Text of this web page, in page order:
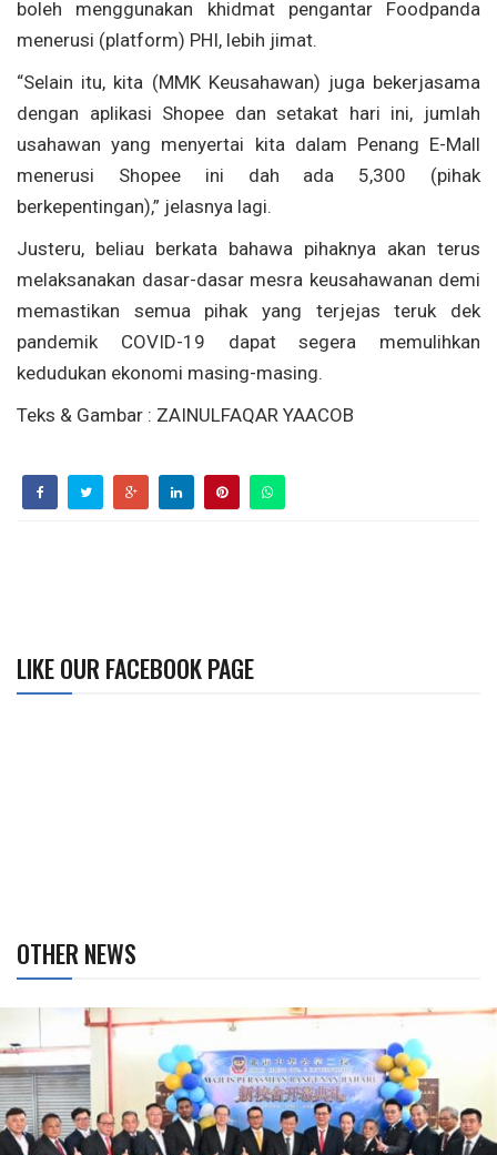
boleh menggunakan khidmat pengantar Foodpanda
menerusi (platform) PHI, lebih jimat.
“Selain itu, kita (MMK Keusahawan) juga bekerjasama
dengan aplikasi Shopee dan setakat hari ini, jumlah
usahawan yang menyertai kita dalam Penang E-Mall
menerusi Shopee ini dah ada 5,300 (pihak
berkepentingan),” jelasnya lagi.
Justeru, beliau berkata bahawa pihaknya akan terus
melaksanakan dasar-dasar mesra keusahawanan demi
memastikan semua pihak yang terjejas teruk dek
pandemik COVID-19 dapat segera memulihkan
kedudukan ekonomi masing-masing.
Teks & Gambar : ZAINULFAQAR YAACOB
LIKE OUR FACEBOOK PAGE
OTHER NEWS